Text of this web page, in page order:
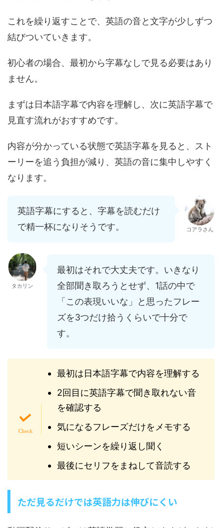
これを繰り返すことで、英語の音と文字が少しずつ
結びついていきます。
初心者の場合、最初から字幕なしで見る必要はあり
ません。
まずは日本語字幕で内容を理解し、次に英語字幕で
見直す流れがおすすめです。
内容が分かっている状態で英語字幕を見ると、スト
ーリーを追う負担が減り、英語の音に集中しやすく
なります。
英語字幕にすると、字幕を読むだけ
で精一杯になりそうです。
コアラさん
タカリン
最初はそれで大丈夫です。いきなり
全部聞き取ろうとせず、1話の中で
「この表現いいな」と思ったフレー
ズを3つだけ拾うくらいで十分で
す。
最初は日本語字幕で内容を理解する
2回目に英語字幕で聞き取れない音
を確認する
気になるフレーズだけをメモする
短いシーンを繰り返し聞く
最後にセリフをまねして音読する
ただ見るだけでは英語力は伸びにくい